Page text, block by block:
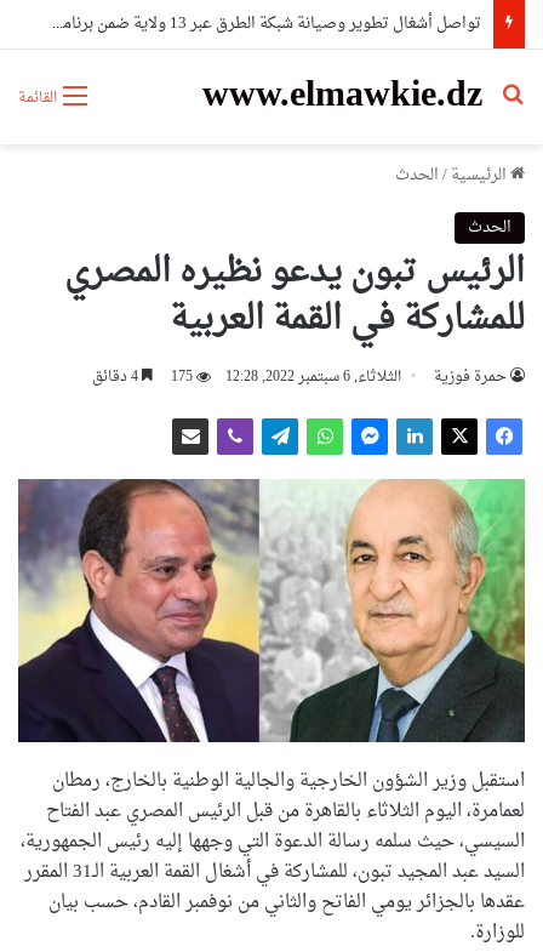
تواصل أشغال تطوير وصيانة شبكة الطرق عبر 13 ولاية ضمن برنامج 2026
القائمة www.elmawkie.dz
بحث عن
الرئيسية/الحدث
الحدث
الرئيس تبون يدعو نظيره المصري
للمشاركة في القمة العربية
حمرة فوزية الثلاثاء, 6 سبتمبر 2022, 12:28 175
استقبل وزير الشؤون الخارجية والجالية الوطنية بالخارج، رمطان
لعمامرة، اليوم الثلاثاء بالقاهرة من قبل الرئيس المصري عبد الفتاح
السيسي، حيث سلمه رسالة الدعوة التي وجهها إليه رئيس الجمهورية،
السيد عبد المجيد تبون، للمشاركة في أشغال القمة العربية الـ31 المقرر
عقدها بالجزائر يومي الفاتح والثاني من نوفمبر القادم، حسب بيان
للوزارة.